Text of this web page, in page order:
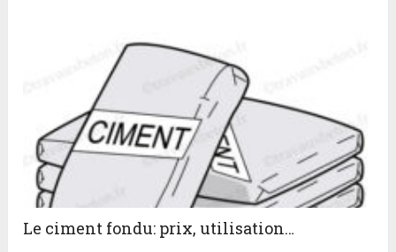
Le ciment fondu: prix, utilisation…